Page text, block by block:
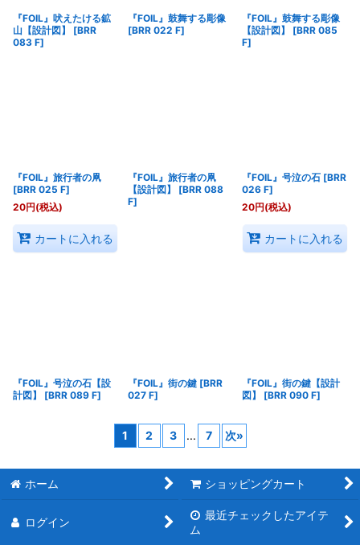
『FOIL』吠えたける鉱
山【設計図】
[BRR
083 F]
『FOIL』鼓舞する彫像
[BRR 022 F]
『FOIL』鼓舞する彫像
【設計図】
[BRR 085
F]
『FOIL』旅行者の凧
[BRR 025 F]
20円(税込)
カートに入れる
『FOIL』旅行者の凧
【設計図】
[BRR 088
F]
『FOIL』号泣の石 [BRR
026 F]
20円(税込)
カートに入れる
『FOIL』号泣の石【設
計図】
[BRR 089 F]
『FOIL』街の鍵 [BRR
027 F]
『FOIL』街の鍵【設計
図】
[BRR 090 F]
1 2 3 ... 7 次»
ホーム ショッピングカート
ログイン
最近チェックしたアイテ
ム